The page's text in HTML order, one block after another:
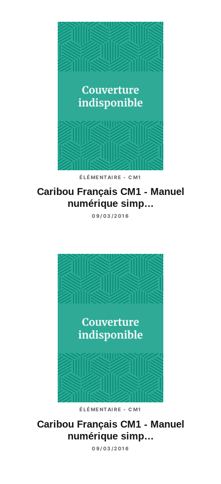
ÉLÉMENTAIRE - CM1
Caribou Français CM1 - Manuel
numérique simp…
09/03/2016
ÉLÉMENTAIRE - CM1
Caribou Français CM1 - Manuel
numérique simp…
09/03/2016